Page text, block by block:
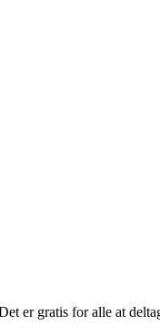
er gratis for alle at